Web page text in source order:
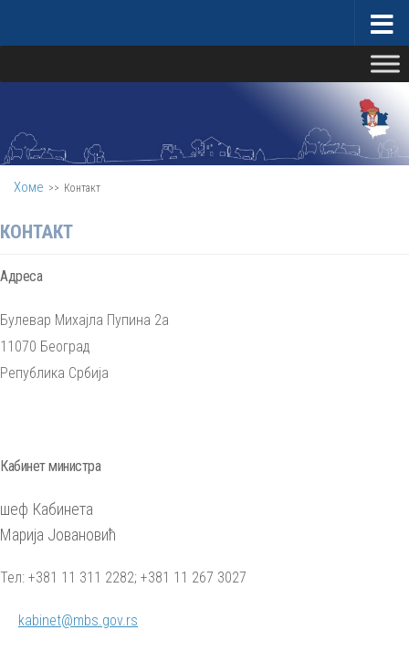
Хоме >> Контакт
КОНТАКТ
Адреса
Булевар Михајла Пупина 2а
11070 Београд
Република Србија
Кабинет министра
шеф Кабинета
Марија Јовановић
Тел: +381 11 311 2282; +381 11 267 3027
kabinet@mbs.gov.rs